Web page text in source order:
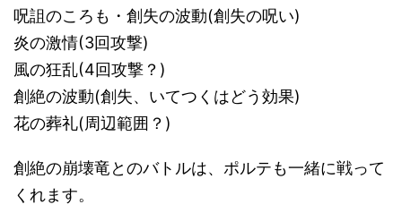
呪詛のころも・創失の波動(創失の呪い)
炎の激情(3回攻撃)
風の狂乱(4回攻撃？)
創絶の波動(創失、いてつくはどう効果)
花の葬礼(周辺範囲？)
創絶の崩壊竜とのバトルは、ポルテも一緒に戦って
くれます。